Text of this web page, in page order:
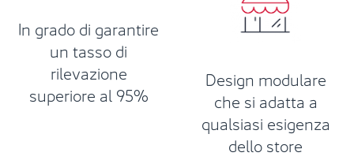
In grado di garantire
un tasso di
rilevazione
superiore al 95%
Design modulare
che si adatta a
qualsiasi esigenza
dello store